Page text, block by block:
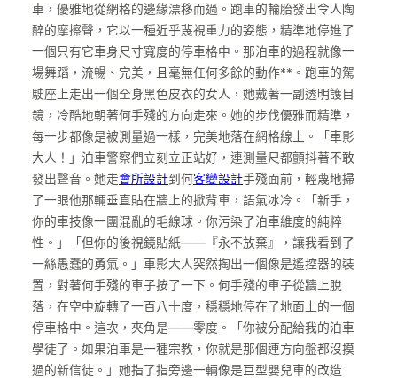
車，優雅地從網格的邊緣漂移而過。跑車的輪胎發出令人陶
醉的摩擦聲，它以一種近乎蔑視重力的姿態，精準地停進了
一個只有它車身尺寸寬度的停車格中。那泊車的過程就像一
場舞蹈，流暢、完美，且毫無任何多餘的動作**。跑車的駕
駛座上走出一個全身黑色皮衣的女人，她戴著一副透明護目
鏡，冷酷地朝著何手殘的方向走來。她的步伐優雅而精準，
每一步都像是被測量過一樣，完美地落在網格線上。「車影
大人！」泊車警察們立刻立正站好，連測量尺都顫抖著不敢
發出聲音。她走會所設計到何客變設計手殘面前，輕蔑地掃
了一眼他那輛垂直貼在牆上的掀背車，語氣冰冷。「新手，
你的車技像一團混亂的毛線球。你污染了泊車維度的純粹
性。」「但你的後視鏡貼紙——『永不放棄』，讓我看到了
一絲愚蠢的勇氣。」車影大人突然掏出一個像是遙控器的裝
置，對著何手殘的車子按了一下。何手殘的車子從牆上脫
落，在空中旋轉了一百八十度，穩穩地停在了地面上的一個
停車格中。這次，夾角是——零度。「你被分配給我的泊車
學徒了。如果泊車是一種宗教，你就是那個連方向盤都沒摸
過的新信徒。」她指了指旁邊一輛像是巨型嬰兒車的改造